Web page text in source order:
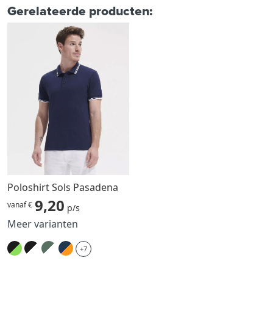
Gerelateerde producten:
Poloshirt Sols Pasadena
vanaf € 9,20 p/s
Meer varianten
+7